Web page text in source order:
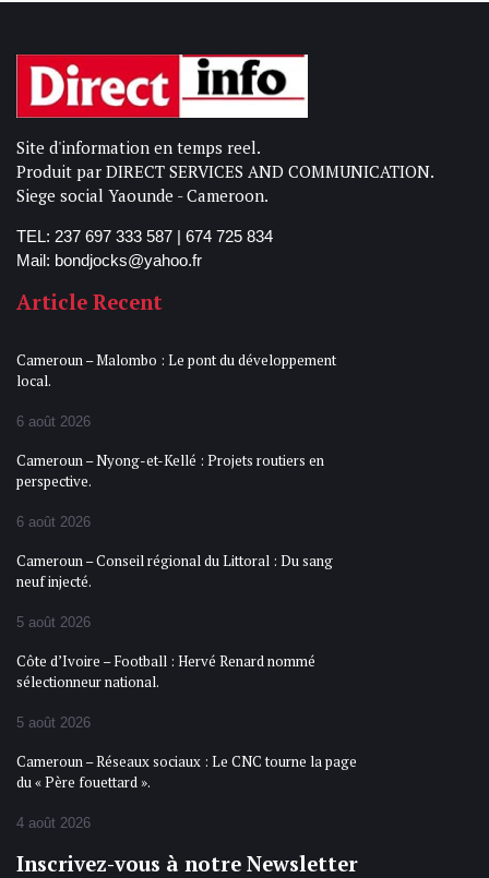
Site d'information en temps reel.
Produit par DIRECT SERVICES AND COMMUNICATION.
Siege social Yaounde - Cameroon.
TEL: 237 697 333 587 | 674 725 834
Mail: bondjocks@yahoo.fr
Article Recent
Cameroun – Malombo : Le pont du développement
local.
6 août 2026
Cameroun – Nyong-et-Kellé : Projets routiers en
perspective.
6 août 2026
Cameroun – Conseil régional du Littoral : Du sang
neuf injecté.
5 août 2026
Côte d’Ivoire – Football : Hervé Renard nommé
sélectionneur national.
5 août 2026
Cameroun – Réseaux sociaux : Le CNC tourne la page
du « Père fouettard ».
4 août 2026
Inscrivez-vous à notre Newsletter